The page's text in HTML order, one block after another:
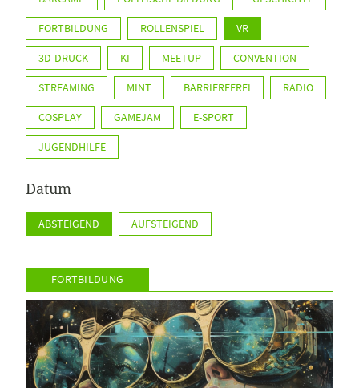
FORTBILDUNG ROLLENSPIEL VR
3D-DRUCK KI MEETUP CONVENTION
STREAMING MINT BARRIEREFREI RADIO
COSPLAY GAMEJAM E-SPORT
JUGENDHILFE
Datum
ABSTEIGEND AUFSTEIGEND
FORTBILDUNG